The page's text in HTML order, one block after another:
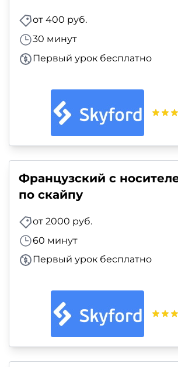
от 400 руб.
30 минут
Первый урок бесплатно
Французский с
по скайпу
от 2000 руб.
60 минут
Первый урок бесплатно